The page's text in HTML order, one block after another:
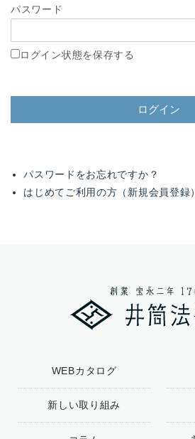
パスワード
ログイン状態を保存する
パスワードをお忘れですか？
はじめてご利用の方（新規会員登録）
WEBカタログ
新しい取り組み